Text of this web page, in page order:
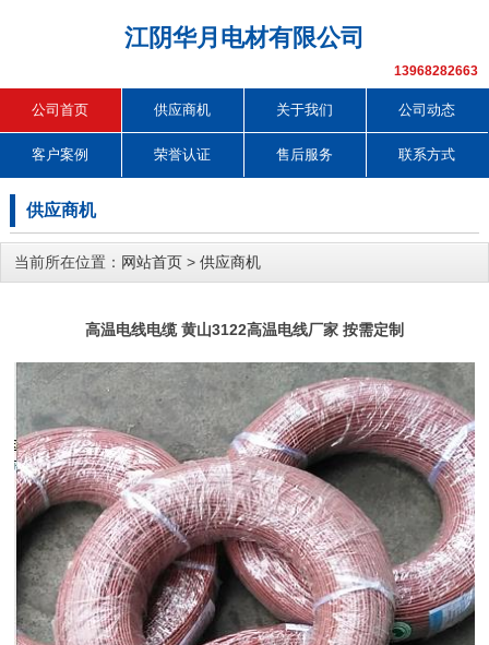
江阴华月电材有限公司
13968282663
公司首页 供应商机 关于我们 公司动态
客户案例 荣誉认证 售后服务 联系方式
供应商机
当前所在位置： 网站首页 > 供应商机
高温电线电缆 黄山3122高温电线厂家 按需定制